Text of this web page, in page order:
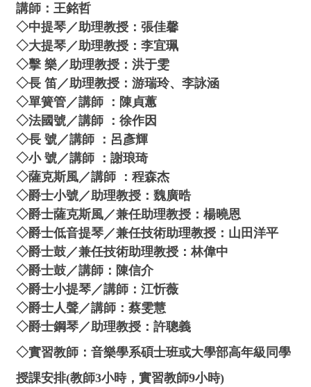
講師：王銘哲
◇中提琴／助理教授：張佳馨
◇大提琴／助理教授：李宜珮
◇擊 樂／助理教授：洪于雯
◇長 笛／助理教授：游瑞玲、李詠涵
◇單簧管／講師 ：陳貞蕙
◇法國號／講師 ：徐作因
◇長 號／講師 ：呂彥輝
◇小 號／講師 ：謝琅琦
◇薩克斯風／講師 ：程森杰
◇爵士小號／助理教授：魏廣晧
◇爵士薩克斯風／兼任助理教授：楊曉恩
◇爵士低音提琴／兼任技術助理教授：山田洋平
◇爵士鼓／兼任技術助理教授：林偉中
◇爵士鼓／講師：陳信介
◇爵士小提琴／講師：江忻薇
◇爵士人聲／講師：蔡雯慧
◇爵士鋼琴／助理教授：許聰義
◇實習教師：音樂學系碩士班或大學部高年級同學
授課安排(教師3小時，實習教師9小時)